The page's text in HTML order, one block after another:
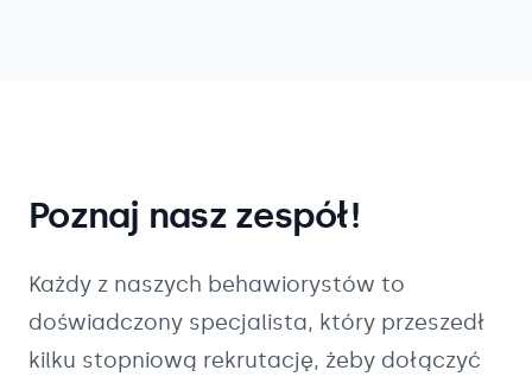
Poznaj nasz zespół!
Każdy z naszych behawiorystów to
doświadczony specjalista, który przeszedł
kilku stopniową rekrutację, żeby dołączyć